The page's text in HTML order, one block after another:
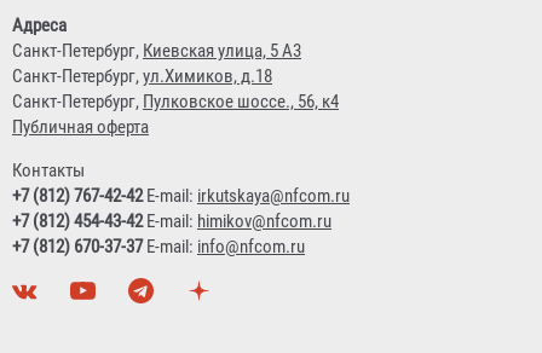
Адреса
Санкт-Петербург, Киевская улица, 5 А3
Санкт-Петербург,ул.Химиков, д.18
Санкт-Петербург, Пулковское шоссе., 56, к4
Публичная оферта
Контакты
+7 (812) 767-42-42E-mail: irkutskaya@nfcom.ru
+7 (812) 454-43-42E-mail: himikov@nfcom.ru
+7 (812) 670-37-37E-mail: info@nfcom.ru